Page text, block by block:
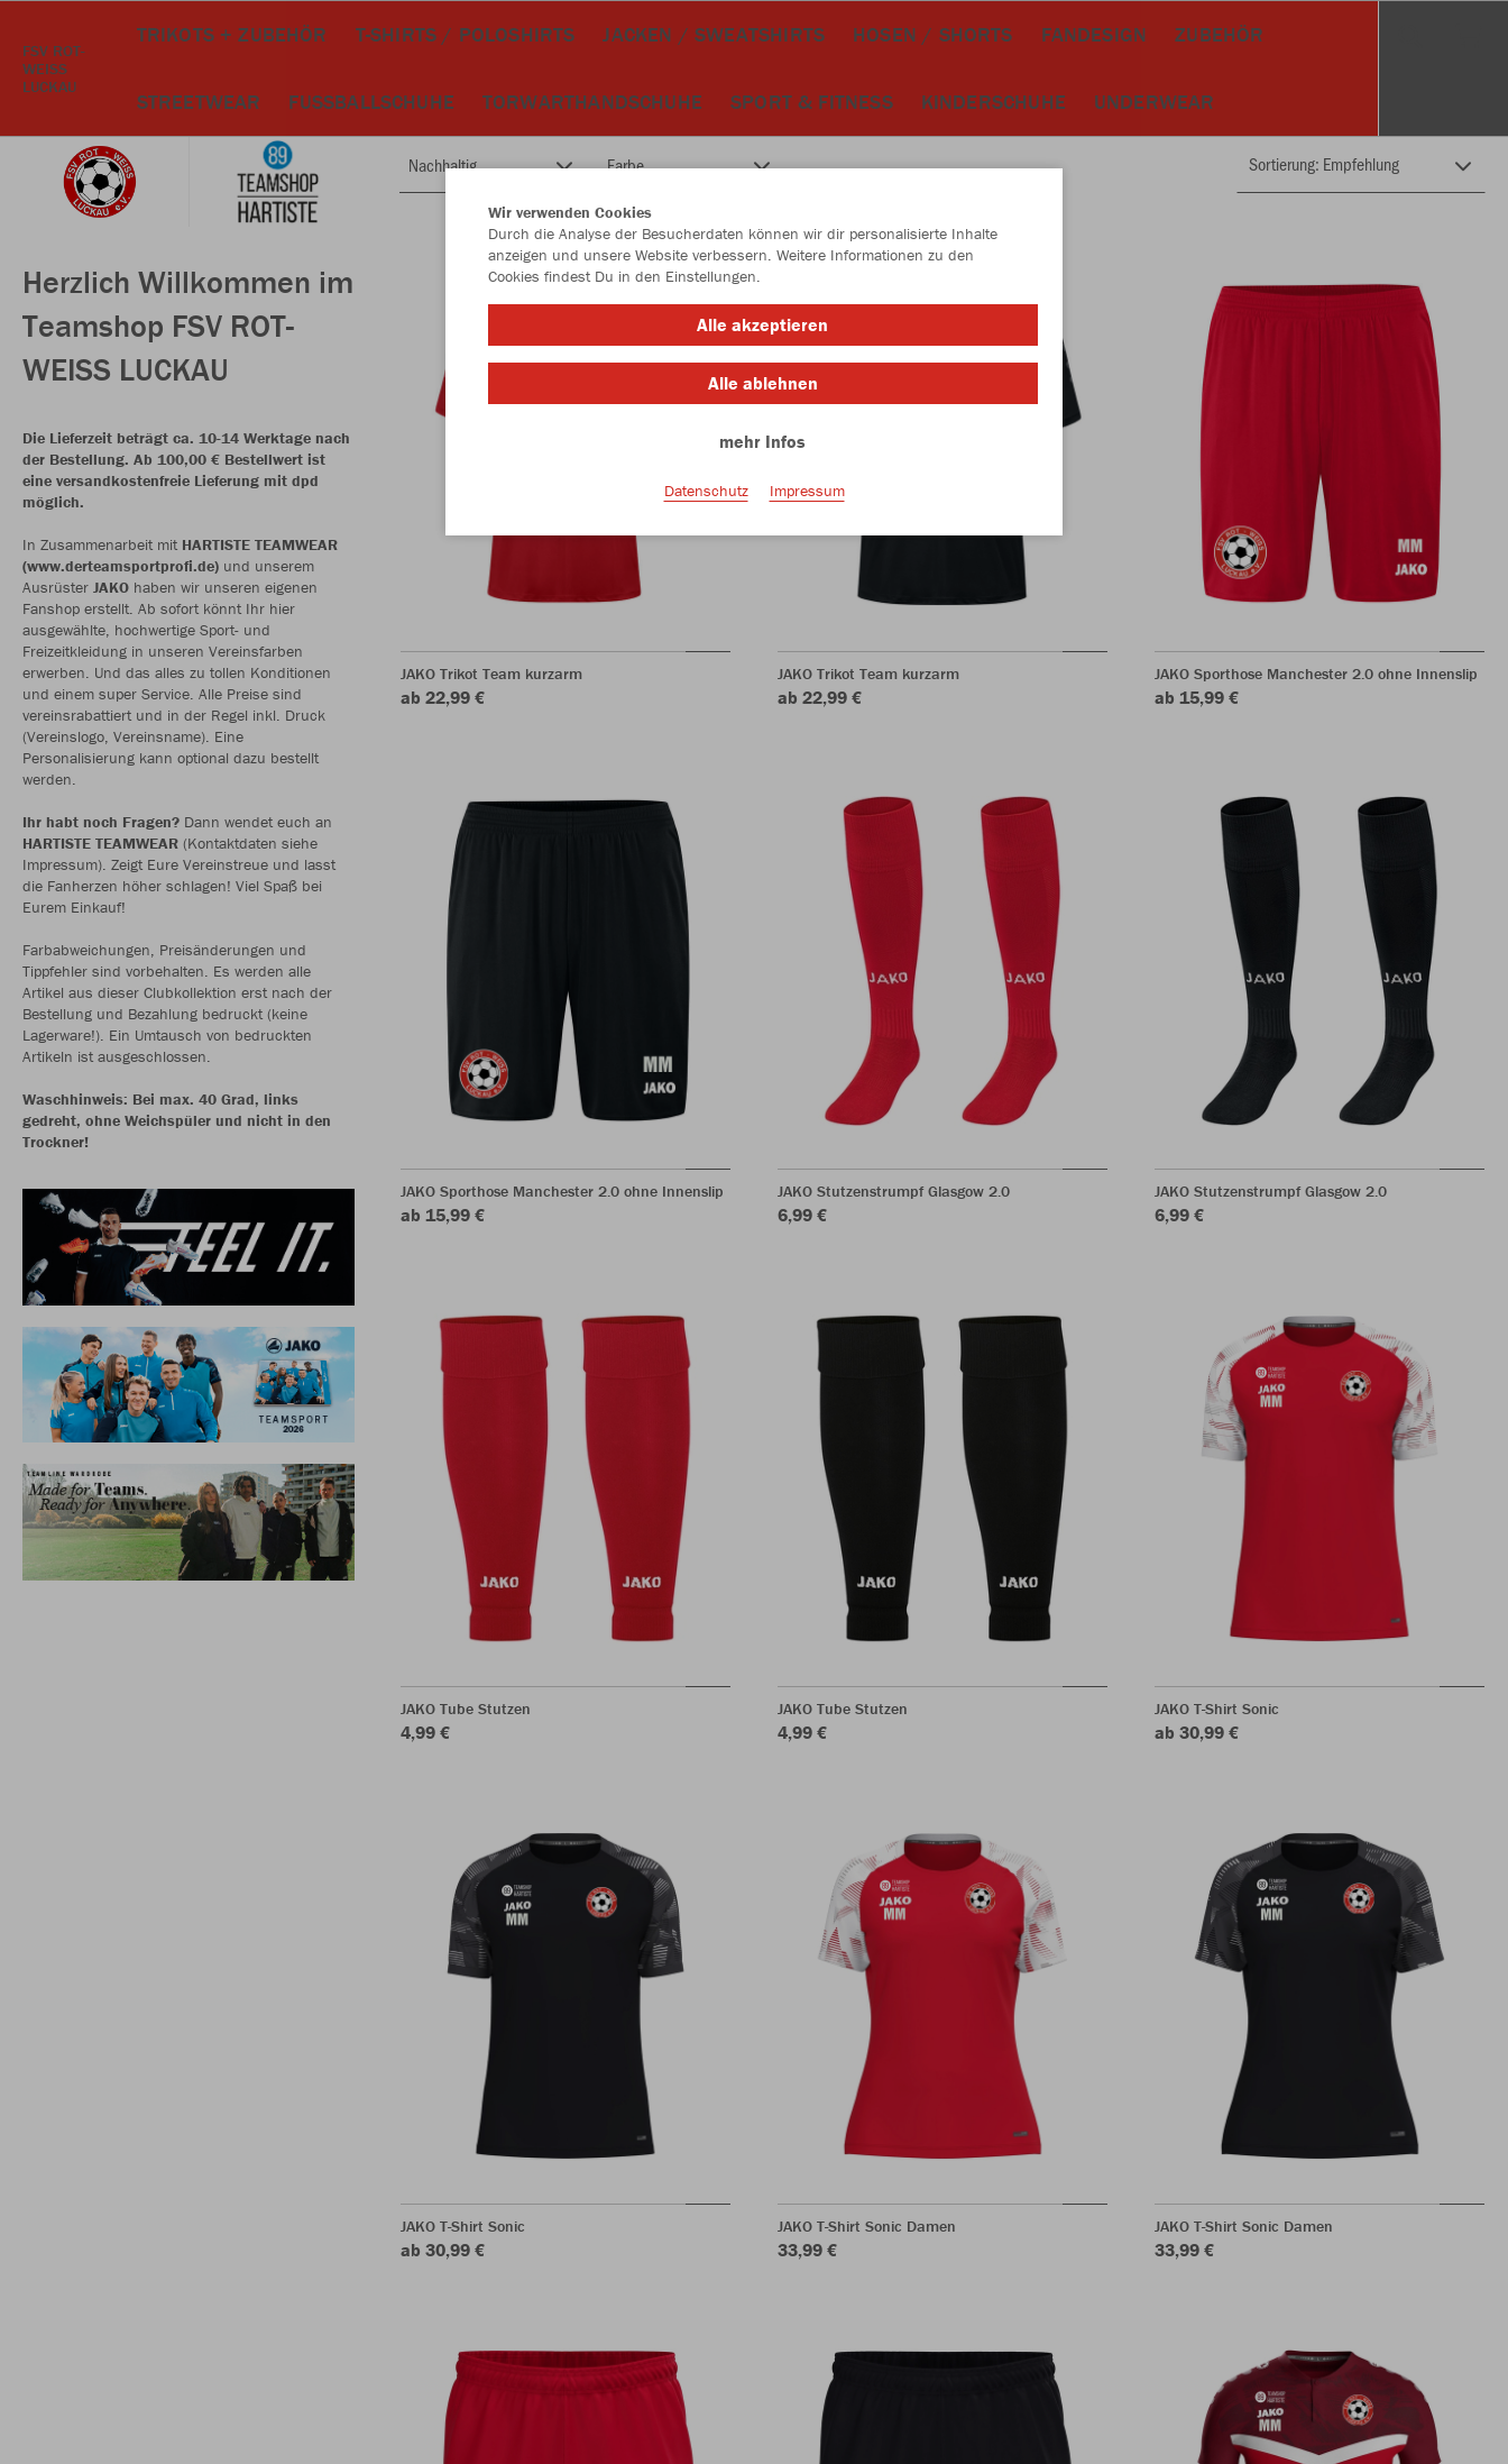
FSV ROT-
WEISS
LUCKAU
TRIKOTS + ZUBEHÖR T-SHIRTS / POLOSHIRTS JACKEN / SWEATSHIRTS HOSEN / SHORTS FANDESIGN ZUBEHÖR
STREETWEAR FUSSBALLSCHUHE TORWARTHANDSCHUHE SPORT & FITNESS KINDERSCHUHE UNDERWEAR
Herzlich Willkommen im
Teamshop FSV ROT-
WEISS LUCKAU
Die Lieferzeit beträgt ca. 10-14 Werktage nach
der Bestellung. Ab 100,00 € Bestellwert ist
eine versandkostenfreie Lieferung mit dpd
möglich.
In Zusammenarbeit mit HARTISTE TEAMWEAR
(www.derteamsportprofi.de) und unserem
Ausrüster JAKO haben wir unseren eigenen
Fanshop erstellt. Ab sofort könnt Ihr hier
ausgewählte, hochwertige Sport- und
Freizeitkleidung in unseren Vereinsfarben
erwerben. Und das alles zu tollen Konditionen
und einem super Service. Alle Preise sind
vereinsrabattiert und in der Regel inkl. Druck
(Vereinslogo, Vereinsname). Eine
Personalisierung kann optional dazu bestellt
werden.
Ihr habt noch Fragen? Dann wendet euch an
HARTISTE TEAMWEAR (Kontaktdaten siehe
Impressum). Zeigt Eure Vereinstreue und lasst
die Fanherzen höher schlagen! Viel Spaß bei
Eurem Einkauf!
Farbabweichungen, Preisänderungen und
Tippfehler sind vorbehalten. Es werden alle
Artikel aus dieser Clubkollektion erst nach der
Bestellung und Bezahlung bedruckt (keine
Lagerware!). Ein Umtausch von bedruckten
Artikeln ist ausgeschlossen.
Waschhinweis: Bei max. 40 Grad, links
gedreht, ohne Weichspüler und nicht in den
Trockner!
Nachhaltig Farbe
JAKO Trikot Team kurzarm
ab 22,99 €
JAKO Trikot Team kurzarm
ab 22,99 €
JAKO Sporthose Manchester 2.0 ohne Innenslip
ab 15,99 €
JAKO Sporthose Manchester 2.0 ohne Innenslip
ab 15,99 €
JAKO Stutzenstrumpf Glasgow 2.0
6,99 €
JAKO Stutzenstrumpf Glasgow 2.0
6,99 €
JAKO Tube Stutzen
4,99 €
JAKO Tube Stutzen
4,99 €
JAKO T-Shirt Sonic
ab 30,99 €
JAKO T-Shirt Sonic
ab 30,99 €
JAKO T-Shirt Sonic Damen
33,99 €
JAKO T-Shirt Sonic Damen
33,99 €
Wir verwenden Cookies
Durch die Analyse der Besucherdaten können wir dir personalisierte Inhalte
anzeigen und unsere Website verbessern. Weitere Informationen zu den
Cookies findest Du in den Einstellungen.
Alle akzeptieren
Alle ablehnen
mehr Infos
Datenschutz Impressum